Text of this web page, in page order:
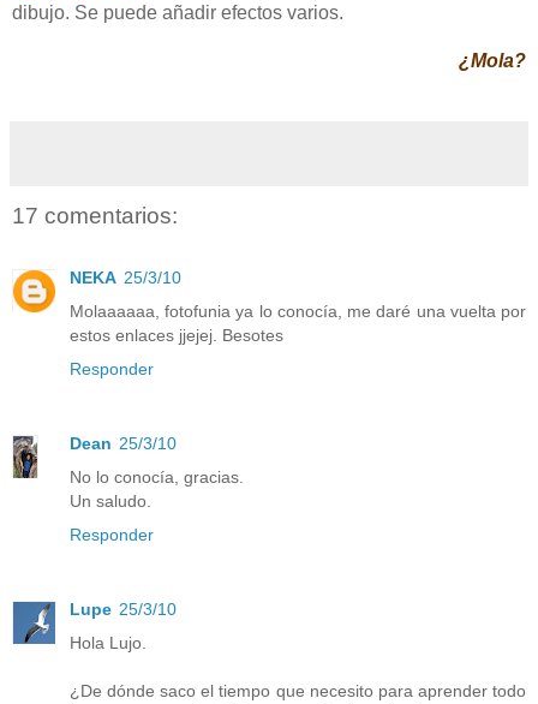
dibujo. Se puede añadir efectos varios.
¿Mola?
17 comentarios:
NEKA 25/3/10
Molaaaaaa, fotofunia ya lo conocía, me daré una vuelta por
estos enlaces jjejej. Besotes
Responder
Dean 25/3/10
No lo conocía, gracias.
Un saludo.
Responder
Lupe 25/3/10
Hola Lujo.
¿De dónde saco el tiempo que necesito para aprender todo